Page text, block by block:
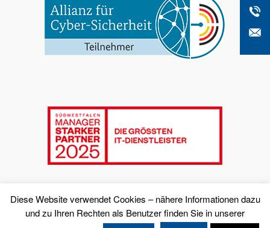
Diese Website verwendet Cookies – nähere Informationen dazu
und zu Ihren Rechten als Benutzer finden Sie in unserer